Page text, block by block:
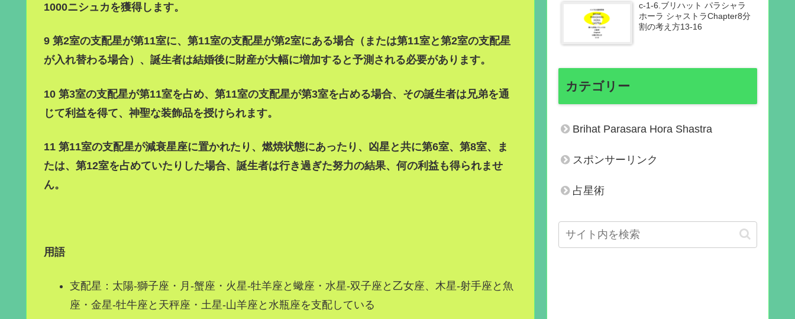
1000ニシュカを獲得します。
9 第2室の支配星が第11室に、第11室の支配星が第2室にある場合（または第11室と第2室の支配星
が入れ替わる場合）、誕生者は結婚後に財産が大幅に増加すると予測される必要があります。
10 第3室の支配星が第11室を占め、第11室の支配星が第3室を占める場合、その誕生者は兄弟を通
じて利益を得て、神聖な装飾品を授けられます。
11 第11室の支配星が減衰星座に置かれたり、燃焼状態にあったり、凶星と共に第6室、第8室、ま
たは、第12室を占めていたりした場合、誕生者は行き過ぎた努力の結果、何の利益も得られませ
ん。
用語
支配星：太陽-獅子座・月-蟹座・火星-牡羊座と蠍座・水星-双子座と乙女座、木星-射手座と魚
座・金星-牡牛座と天秤座・土星-山羊座と水瓶座を支配している
c-1-6.ブリハット パラシャラ
ホーラ シャストラChapter8分
割の考え方13-16
カテゴリー
Brihat Parasara Hora Shastra
スポンサーリンク
占星術